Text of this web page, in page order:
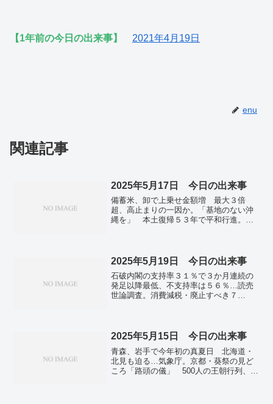
【1年前の今日の出来事】 2021年4月19日
enu
関連記事
2025年5月17日 今日の出来事
備蓄米、卸で上乗せ金額増 最大３倍
超、高止まりの一因か。「基地のない沖
縄を」 本土復帰５３年で平和行進。消
成は困難５４％ ２０３０年目標、経営
層意識遅れ。南海トラフ備え、消防本部
を高台へ 新庁舎は省エネ追求 三重・
桑名。「三社祭とひと味違う魅力を伝え
たい」 浅草神社に近い吉原神社でも例
ディーズ、米国の信用格付けを最高位か
ら引き下げ 政府債務増。卒業式でガザ
「ジェノサイド」非難の学生 米NY大学
が卒業保留。トランプ氏「レベル低過
ぎ」 中東歴訪での発言酷評…イラン指
2025年5月19日 今日の出来事
石破内閣の支持率３１％で３か月連続の
発足以降最低、不支持率は５６％…読売
世論調査。消費減税・廃止すべき７
い」 江藤農水相が発言、批判受け修
家、放置の懸念 所有者不明８０件超…
能登被災地、対応に苦慮。奈良の唐招提
寺で伝統うちわまき 参拝客が「宝扇」
2025年5月15日 今日の出来事
青森、岩手で今年初の真夏日 北海道・
北見も迫る…気象庁。京都・葵祭の見ど
ころ「路頭の儀」 500人の王朝行列、都